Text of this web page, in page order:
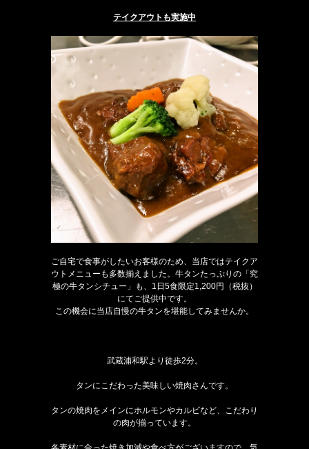
テイクアウトも実施中
ご自宅で食事がしたいお客様のため、当店ではテイクア
ウトメニューも多数揃えました。牛タンたっぷりの「究
極の牛タンシチュー」も、1日5食限定1,200円（税抜）
にてご提供中です。
この機会に当店自慢の牛タンを堪能してみませんか。
武蔵浦和駅より徒歩2分。
タンにこだわった美味しい焼肉さんです。
タンの焼肉をメインにホルモンやカルビなど、こだわり
の肉が揃っています。